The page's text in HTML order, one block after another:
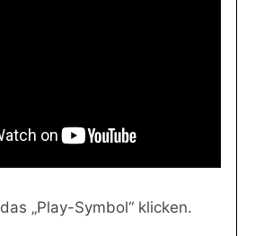
„Play-Symbol“ klicken.